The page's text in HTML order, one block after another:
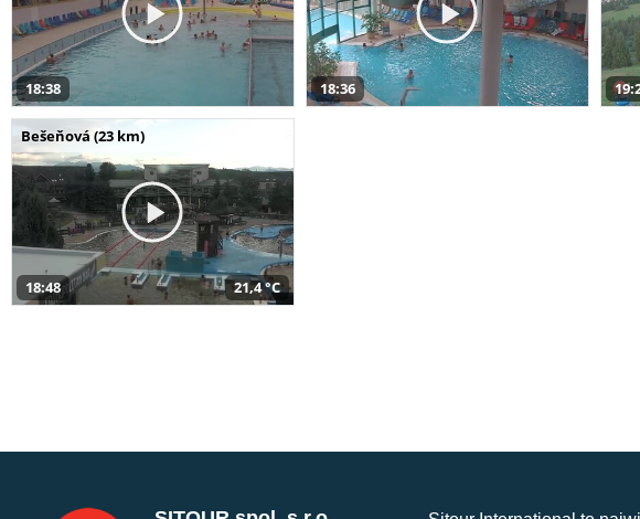
18:38 18:36
Bešeňová (23 km)
18:48 21,4 °C